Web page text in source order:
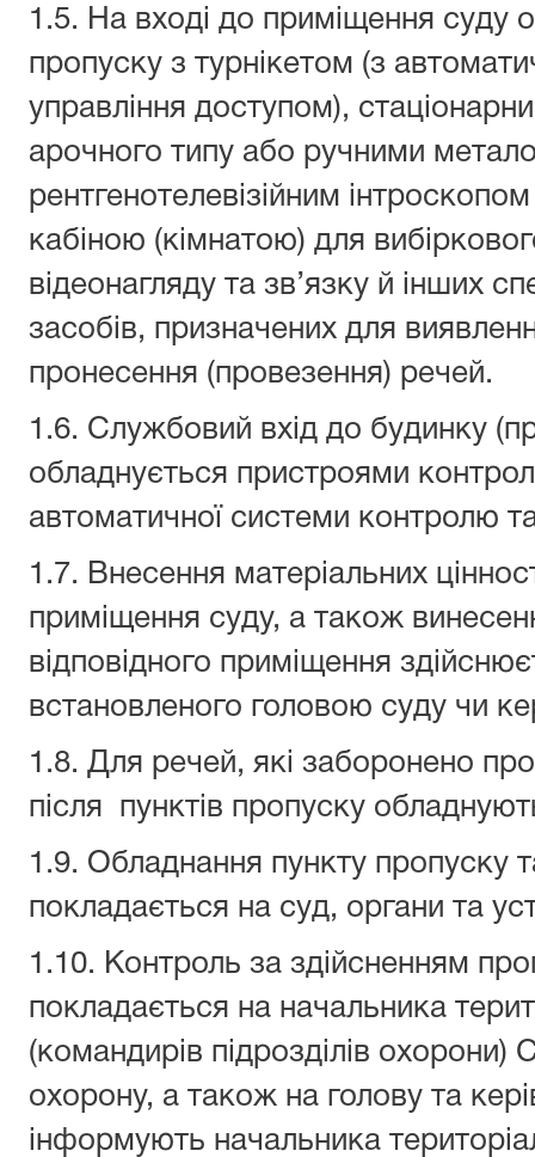
1.5. На вході до приміщення суду
пропуску з турнікетом (з
управління доступом),
арочного типу або ручними
рентгенотелевізійним інтроскопом
кабіною (кімнатою) для
відеонагляду та зв’язку й інших
засобів, призначених для
пронесення (провезення) речей.
1.6. Службовий вхід до будинку
обладнується пристроями
автоматичної системи контролю
1.7. Внесення матеріальних
приміщення суду, а також
відповідного приміщення
встановленого головою суду чи
1.8. Для речей, які заборонено
після пунктів пропуску
1.9. Обладнання пункту пропуску
покладається на суд, органи та
1.10. Контроль за здійсненням
покладається на начальника
(командирів підрозділів
охорону, а також на голову та
інформують начальника